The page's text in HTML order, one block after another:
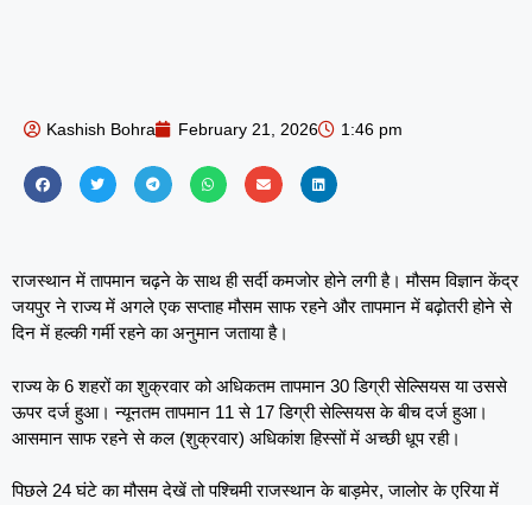
Kashish Bohra February 21, 2026 1:46 pm
राजस्थान में तापमान चढ़ने के साथ ही सर्दी कमजोर होने लगी है। मौसम विज्ञान केंद्र
जयपुर ने राज्य में अगले एक सप्ताह मौसम साफ रहने और तापमान में बढ़ोतरी होने से
दिन में हल्की गर्मी रहने का अनुमान जताया है।
राज्य के 6 शहरों का शुक्रवार को अधिकतम तापमान 30 डिग्री सेल्सियस या उससे
ऊपर दर्ज हुआ। न्यूनतम तापमान 11 से 17 डिग्री सेल्सियस के बीच दर्ज हुआ।
आसमान साफ रहने से कल (शुक्रवार) अधिकांश हिस्सों में अच्छी धूप रही।
पिछले 24 घंटे का मौसम देखें तो पश्चिमी राजस्थान के बाड़मेर, जालोर के एरिया में